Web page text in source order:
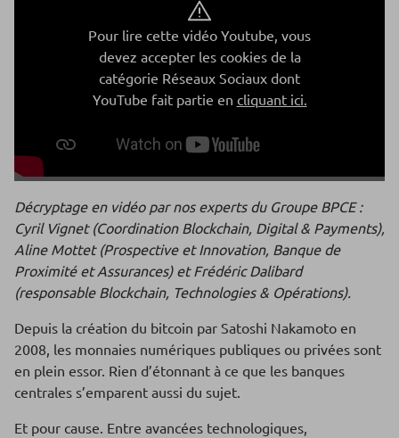
Pour lire cette vidéo Youtube, vous
devez accepter les cookies de la
catégorie Réseaux Sociaux dont
YouTube fait partie en cliquant ici.
Décryptage en vidéo par nos experts du Groupe BPCE :
Cyril Vignet (Coordination Blockchain, Digital & Payments),
Aline Mottet (Prospective et Innovation, Banque de
Proximité et Assurances) et Frédéric Dalibard
(responsable Blockchain, Technologies & Opérations).
Depuis la création du bitcoin par Satoshi Nakamoto en
2008, les monnaies numériques publiques ou privées sont
en plein essor. Rien d’étonnant à ce que les banques
centrales s’emparent aussi du sujet.
Et pour cause. Entre avancées technologiques,